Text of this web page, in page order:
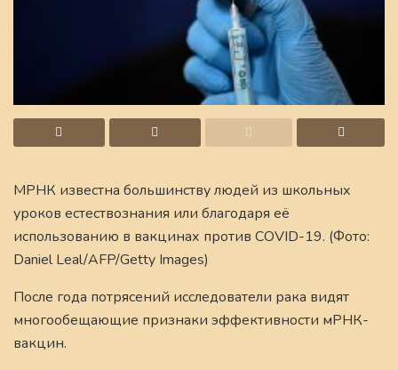
МРНК известна большинству людей из школьных
уроков естествознания или благодаря её
использованию в вакцинах против COVID-19. (Фото:
Daniel Leal/AFP/Getty Images)
После года потрясений исследователи рака видят
многообещающие признаки эффективности мРНК-
вакцин.